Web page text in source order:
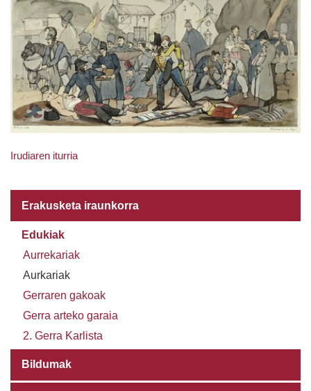
Irudiaren iturria
Erakusketa iraunkorra
Edukiak
Aurrekariak
Aurkariak
Gerraren gakoak
Gerra arteko garaia
2. Gerra Karlista
Bildumak